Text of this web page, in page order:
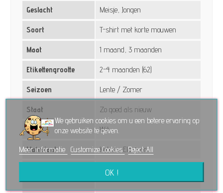
Geslacht Meisje, Jongen
Soort T-shirt met korte mouwen
Maat 1 maand, 3 maanden
Etikettengrootte 2-4 maanden (62)
Seizoen Lente / Zomer
Staat Zo goed als nieuw
Kleur Wit
Materiaal Katoen, Elastaan
Kraag met drukknoop / button-
down
We gebruiken cookies om u een betere ervaring op
onze website te geven.
Meer informatie Customize Cookies Reject All
OK !